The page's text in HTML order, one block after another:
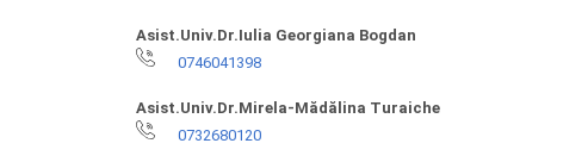
Asist.Univ.Dr.Iulia Georgiana Bogdan
0746041398
Asist.Univ.Dr.Mirela-Mădălina Turaiche
0732680120